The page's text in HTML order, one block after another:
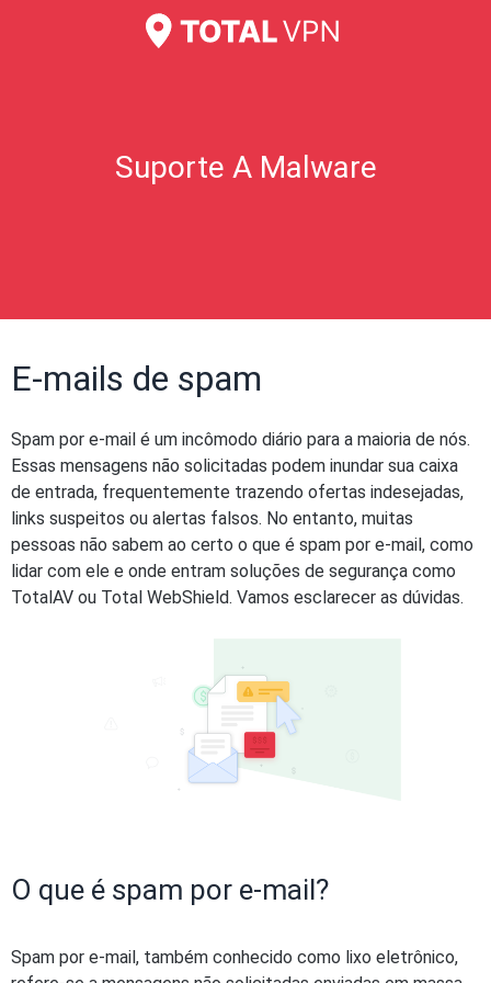
Suporte A Malware
E-mails de spam
Spam por e-mail é um incômodo diário para a maioria de nós.
Essas mensagens não solicitadas podem inundar sua caixa
de entrada, frequentemente trazendo ofertas indesejadas,
links suspeitos ou alertas falsos. No entanto, muitas
pessoas não sabem ao certo o que é spam por e-mail, como
lidar com ele e onde entram soluções de segurança como
TotalAV ou Total WebShield. Vamos esclarecer as dúvidas.
O que é spam por e-mail?
Spam por e-mail, também conhecido como lixo eletrônico,